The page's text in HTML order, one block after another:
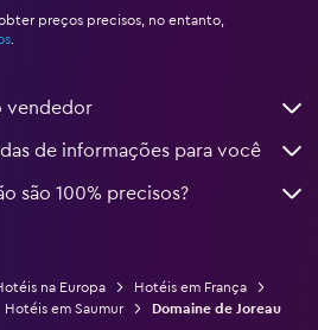
preços precisos, no entanto,
vendedor
de informações para você
são 100% precisos?
na Europa
Hotéis em França
Hotéis em Saumur Domaine de Joreau